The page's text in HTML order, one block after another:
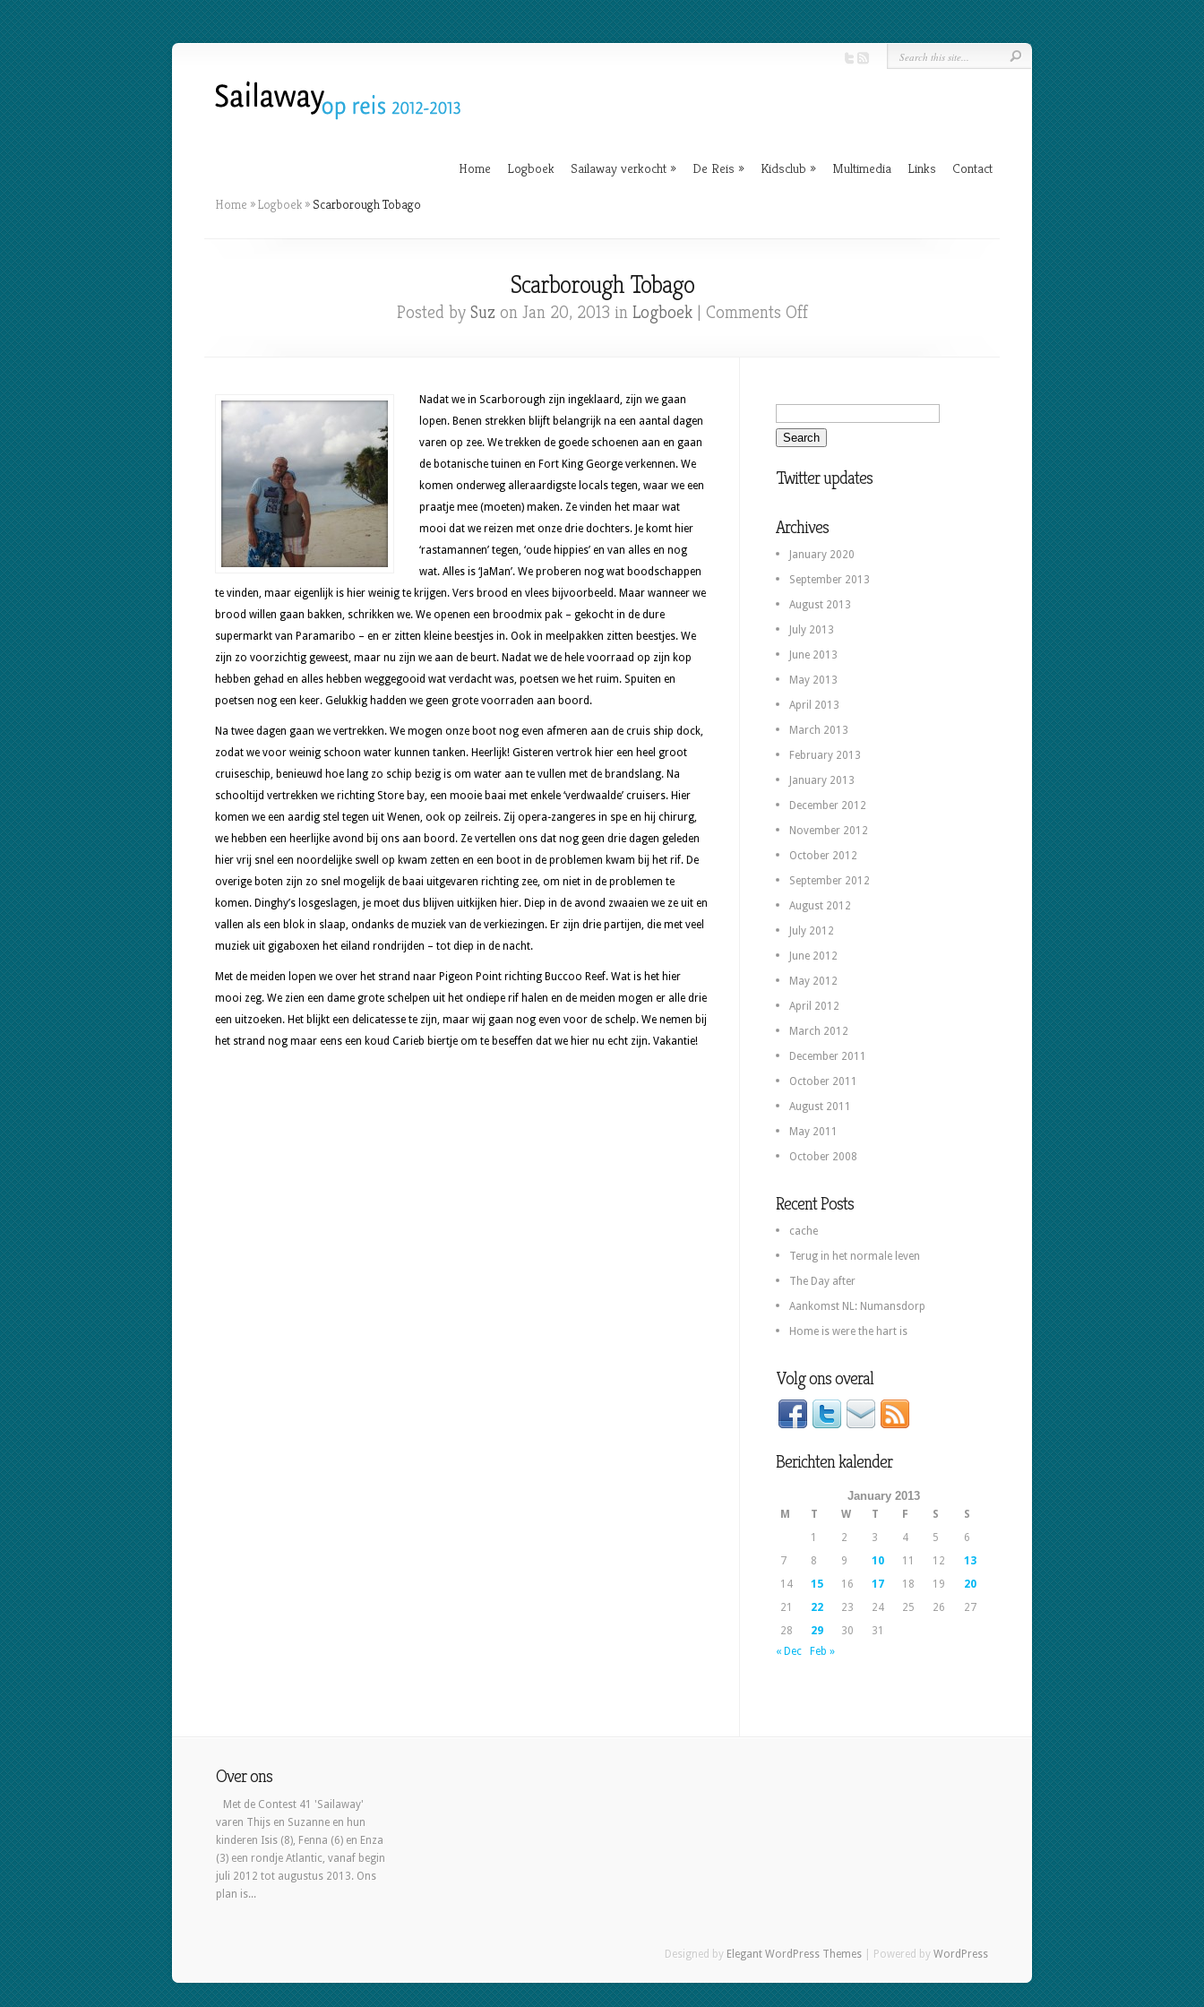
Home Logboek Sailaway verkocht » De Reis » Kidsclub » Multimedia Links Contact
Home »Logboek » Scarborough Tobago
Scarborough Tobago
Posted by Suz on Jan 20, 2013 in Logboek| Comments Offon
Nadat we in Scarborough zijn ingeklaard, zijn we gaan
lopen. Benen strekken blijft belangrijk na een aantal dagen
varen op zee. We trekken de goede schoenen aan en gaan
de botanische tuinen en Fort King George verkennen. We
komen onderweg alleraardigste locals tegen, waar we een
praatje mee (moeten) maken. Ze vinden het maar wat
mooi dat we reizen met onze drie dochters. Je komt hier
‘rastamannen’ tegen, ‘oude hippies’ en van alles en nog
wat. Alles is ‘JaMan’. We proberen nog wat boodschappen
te vinden, maar eigenlijk is hier weinig te krijgen. Vers brood en vlees bijvoorbeeld. Maar wanneer we
brood willen gaan bakken, schrikken we. We openen een broodmix pak – gekocht in de dure
supermarkt van Paramaribo – en er zitten kleine beestjes in. Ook in meelpakken zitten beestjes. We
zijn zo voorzichtig geweest, maar nu zijn we aan de beurt. Nadat we de hele voorraad op zijn kop
hebben gehad en alles hebben weggegooid wat verdacht was, poetsen we het ruim. Spuiten en
poetsen nog een keer. Gelukkig hadden we geen grote voorraden aan boord.
Na twee dagen gaan we vertrekken. We mogen onze boot nog even afmeren aan de cruis ship dock,
zodat we voor weinig schoon water kunnen tanken. Heerlijk! Gisteren vertrok hier een heel groot
cruiseschip, benieuwd hoe lang zo schip bezig is om water aan te vullen met de brandslang. Na
schooltijd vertrekken we richting Store bay, een mooie baai met enkele ‘verdwaalde’ cruisers. Hier
komen we een aardig stel tegen uit Wenen, ook op zeilreis. Zij opera-zangeres in spe en hij chirurg,
we hebben een heerlijke avond bij ons aan boord. Ze vertellen ons dat nog geen drie dagen geleden
hier vrij snel een noordelijke swell op kwam zetten en een boot in de problemen kwam bij het rif. De
overige boten zijn zo snel mogelijk de baai uitgevaren richting zee, om niet in de problemen te
komen. Dinghy’s losgeslagen, je moet dus blijven uitkijken hier. Diep in de avond zwaaien we ze uit en
vallen als een blok in slaap, ondanks de muziek van de verkiezingen. Er zijn drie partijen, die met veel
muziek uit gigaboxen het eiland rondrijden – tot diep in de nacht.
Met de meiden lopen we over het strand naar Pigeon Point richting Buccoo Reef. Wat is het hier
mooi zeg. We zien een dame grote schelpen uit het ondiepe rif halen en de meiden mogen er alle drie
een uitzoeken. Het blijkt een delicatesse te zijn, maar wij gaan nog even voor de schelp. We nemen bij
het strand nog maar eens een koud Carieb biertje om te beseffen dat we hier nu echt zijn. Vakantie!
Twitter updates
Archives
January 2020
September 2013
August 2013
July 2013
June 2013
May 2013
April 2013
March 2013
February 2013
January 2013
December 2012
November 2012
October 2012
September 2012
August 2012
July 2012
June 2012
May 2012
April 2012
March 2012
December 2011
October 2011
August 2011
May 2011
October 2008
Recent Posts
cache
Terug in het normale leven
The Day after
Aankomst NL: Numansdorp
Home is were the hart is
Volg ons overal
Berichten kalender
January 2013
M T W T F S
S
1
2 3 4 5
6
7
8 9 10 11 12
13
14
15 16 17 18 19
20
21
22 23 24 25 26
27
28
29 30
31
« Dec
Feb »
Over ons
Met de Contest 41 'Sailaway'
varen Thijs en Suzanne en hun
kinderen Isis (8), Fenna (6) en Enza
(3) een rondje Atlantic, vanaf begin
juli 2012 tot augustus 2013. Ons
plan is...
Designed by Elegant WordPress Themes | Powered by WordPress